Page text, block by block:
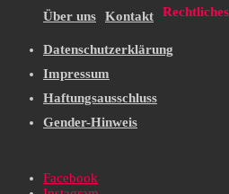
Über uns Kontakt Rechtliches
Datenschutzerklärung
Impressum
Haftungsausschluss
Gender-Hinweis
Facebook